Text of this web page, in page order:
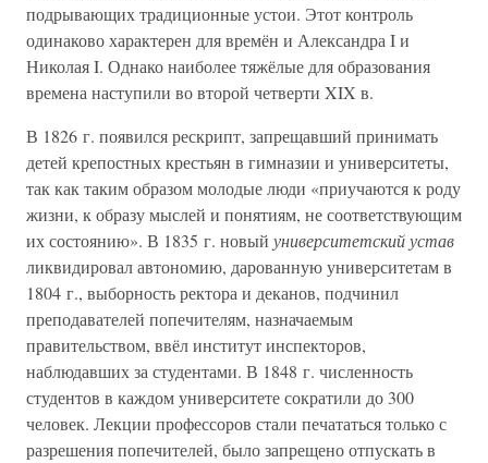
подрывающих традиционные устои. Этот контроль
одинаково характерен для времён и Александра I и
Николая I. Однако наиболее тяжёлые для образования
времена наступили во второй четверти XIX в.
В 1826 г. появился рескрипт, запрещавший принимать
детей крепостных крестьян в гимназии и университеты,
так как таким образом молодые люди «приучаются к роду
жизни, к образу мыслей и понятиям, не соответствующим
их состоянию». В 1835 г. новый университетский устав
ликвидировал автономию, дарованную университетам в
1804 г., выборность ректора и деканов, подчинил
преподавателей попечителям, назначаемым
правительством, ввёл институт инспекторов,
наблюдавших за студентами. В 1848 г. численность
студентов в каждом университете сократили до 300
человек. Лекции профессоров стали печататься только с
разрешения попечителей, было запрещено отпускать в